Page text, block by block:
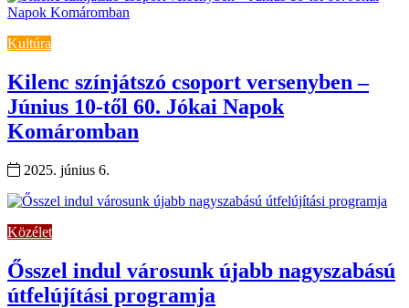
Kultúra
Kilenc színjátszó csoport versenyben –
Június 10-től 60. Jókai Napok
Komáromban
2025. június 6.
Közélet
Ősszel indul városunk újabb nagyszabású
útfelújítási programja